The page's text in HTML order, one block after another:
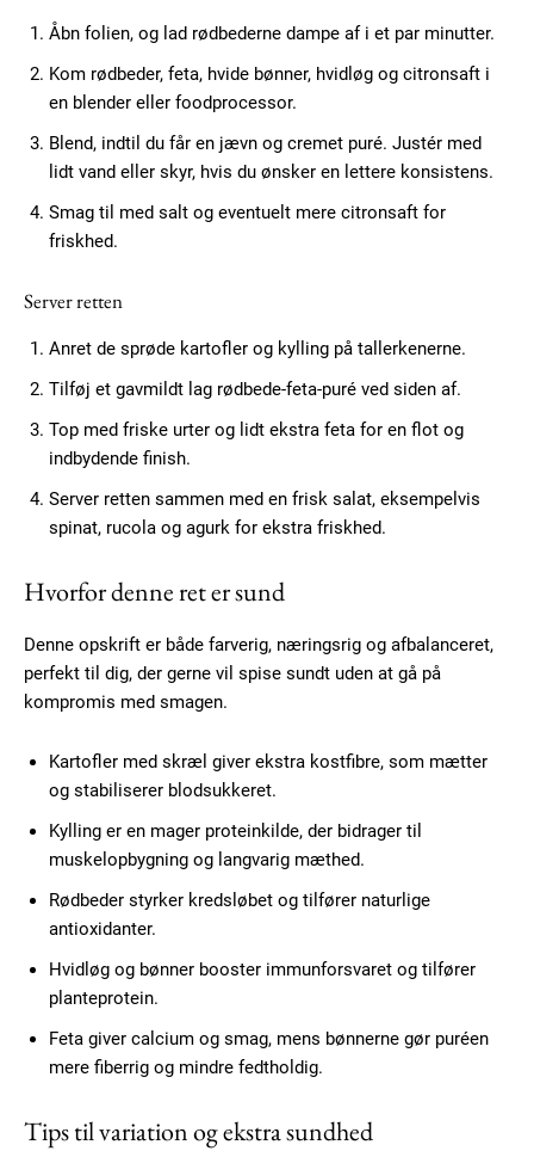
Nullam eu erat condimentum
Donec quis est ac felis
Orci varius natoque dolor
Member full access
100DKK / year
Etiam est nibh, lobortis sit
Ut mollis pellentesque tortor
Donec quis est ac felis
Orci varius natoque dolor
YEARLY PRICING MONTHLY PRICING
Åbn folien, og lad rødbederne dampe af i et par minutter.
Kom rødbeder, feta, hvide bønner, hvidløg og citronsaft i
en blender eller foodprocessor.
Blend, indtil du får en jævn og cremet puré. Justér med
lidt vand eller skyr, hvis du ønsker en lettere konsistens.
Smag til med salt og eventuelt mere citronsaft for
friskhed.
Server retten
Anret de sprøde kartofler og kylling på tallerkenerne.
Tilføj et gavmildt lag rødbede-feta-puré ved siden af.
Top med friske urter og lidt ekstra feta for en flot og
indbydende finish.
Server retten sammen med en frisk salat, eksempelvis
spinat, rucola og agurk for ekstra friskhed.
Hvorfor denne ret er sund
Denne opskrift er både farverig, næringsrig og afbalanceret,
perfekt til dig, der gerne vil spise sundt uden at gå på
kompromis med smagen.
Kartofler med skræl giver ekstra kostfibre, som mætter
og stabiliserer blodsukkeret.
Kylling er en mager proteinkilde, der bidrager til
muskelopbygning og langvarig mæthed.
Rødbeder styrker kredsløbet og tilfører naturlige
antioxidanter.
Hvidløg og bønner booster immunforsvaret og tilfører
planteprotein.
Feta giver calcium og smag, mens bønnerne gør puréen
mere fiberrig og mindre fedtholdig.
Tips til variation og ekstra sundhed